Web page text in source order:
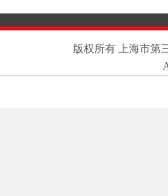
版权所有 上海市第